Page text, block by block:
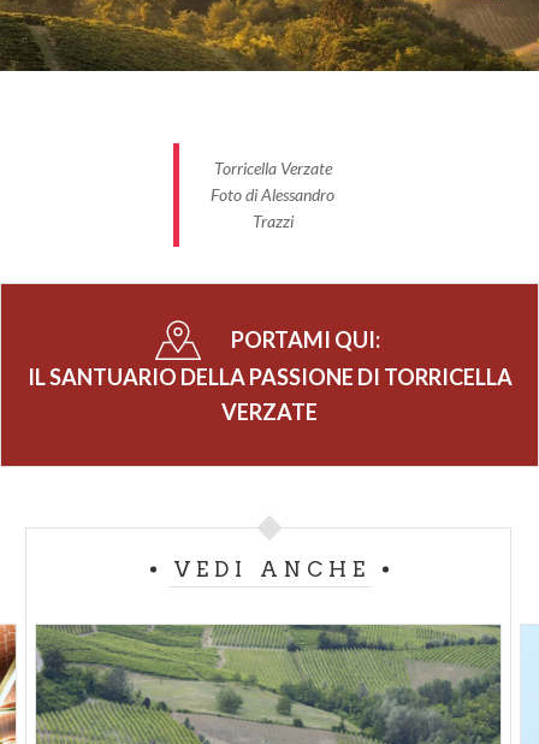
Torricella Verzate
Foto di Alessandro
Trazzi
PORTAMI QUI:
IL SANTUARIO DELLA PASSIONE DI TORRICELLA
VERZATE
VEDI ANCHE